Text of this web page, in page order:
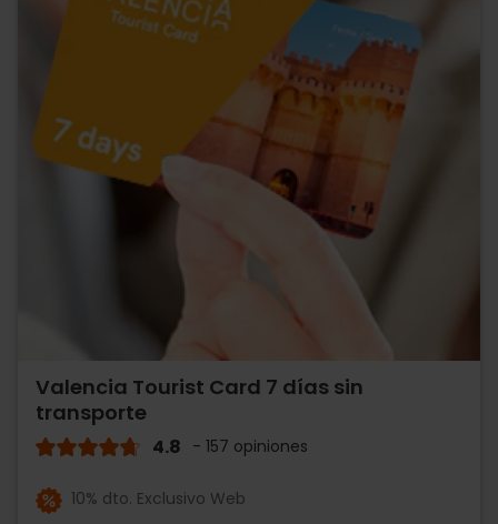
Valencia Tourist Card 7 días sin
transporte
4.8 - 157 opiniones
10% dto. Exclusivo Web